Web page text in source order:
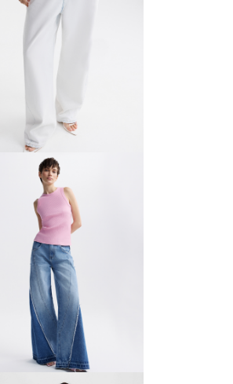
Джинсы с рельефами
8400 ₽
12 000 ₽